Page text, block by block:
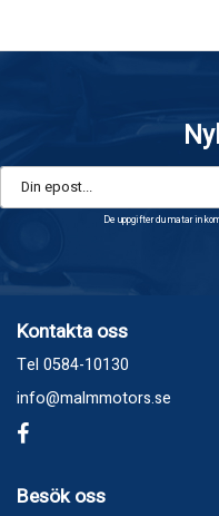
De uppgifter du matar in
Kontakta oss
Tel 0584-10130
info@malmmotors.se
Besök oss